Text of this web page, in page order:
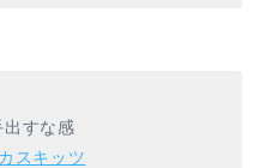
すな感
スキッツ